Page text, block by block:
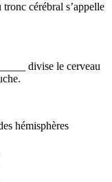
cérébral s’appelle
divise le cerveau
hémisphères